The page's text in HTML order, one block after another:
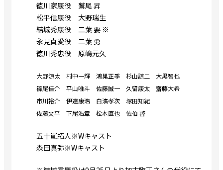
徳川家康役 鷲尾 昇
松平信康役 大野瑞生
結城秀康役 二葉 要 ※
永見貞愛役 二葉 勇
徳川秀忠役 原嶋元久
大野涼太 村中一輝 鴻巣正季 杉山諒二 大黒智也
篠尾佳介 平山唯斗 佐藤誠一 久留康太 齋藤大希
市川裕介 伊達康浩 白濱孝次 塚田知紀
佐藤文平 下尾浩章 松本直也 佐伯 啓
五十嵐拓人※Wキャスト
森田真弥※Wキャスト